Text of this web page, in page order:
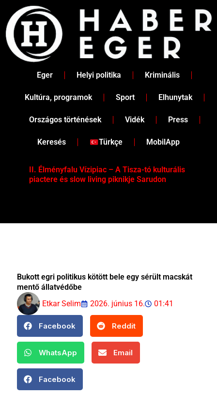
content
Eger Helyi politika Kriminális
Kultúra, programok Sport Elhunytak
Országos történések Vidék Press
Keresés Türkçe MobilApp
II. Élményfalu Vízipiac – A Tisza-tó kulturális
piactere és slow living piknikje Sarudon
Bukott egri politikus kötött bele egy sérült macskát
mentő állatvédőbe
Etkar Selim
2026. június 16. 01:41
Facebook Reddit
WhatsApp Email
Facebook